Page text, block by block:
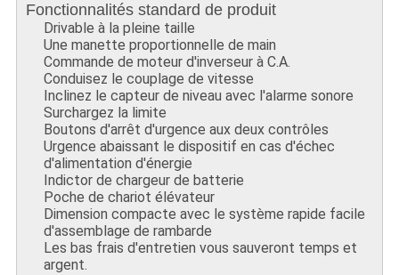
Fonctionnalités standard de produit
Drivable à la pleine taille
Une manette proportionnelle de main
Commande de moteur d'inverseur à C.A.
Conduisez le couplage de vitesse
Inclinez le capteur de niveau avec l'alarme sonore
Surchargez la limite
Boutons d'arrêt d'urgence aux deux contrôles
Urgence abaissant le dispositif en cas d'échec
d'alimentation d'énergie
Indictor de chargeur de batterie
Poche de chariot élévateur
Dimension compacte avec le système rapide facile
d'assemblage de rambarde
Les bas frais d'entretien vous sauveront temps et
argent.